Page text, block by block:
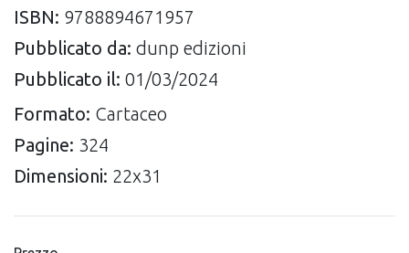
ISBN: 9788894671957
Pubblicato da: dunp edizioni
Pubblicato il: 01/03/2024
Formato: Cartaceo
Pagine: 324
Dimensioni: 22x31